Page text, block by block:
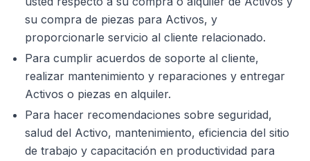
su compra de piezas para Activos, y
proporcionarle servicio al cliente relacionado.
Para cumplir acuerdos de soporte al cliente,
realizar mantenimiento y reparaciones y entregar
Activos o piezas en alquiler.
Para hacer recomendaciones sobre seguridad,
salud del Activo, mantenimiento, eficiencia del sitio
de trabajo y capacitación en productividad para